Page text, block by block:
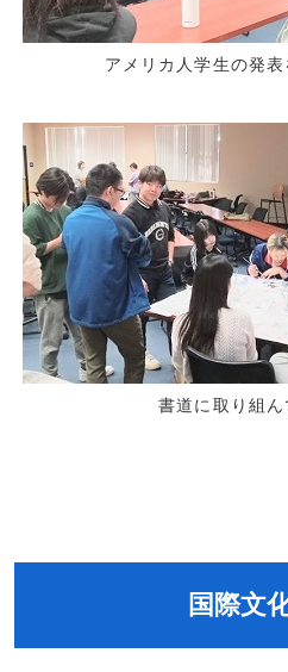
アメリカ人学生の発
書道に取り組
国際文